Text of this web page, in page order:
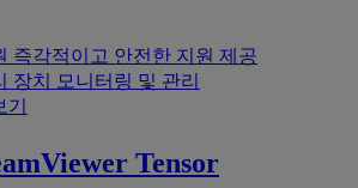
즉각적이고 안전한 지원 제공
장치 모니터링 및 관리
Tensor